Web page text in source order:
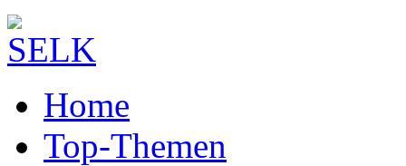
Home
Top-Themen